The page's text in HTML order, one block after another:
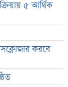
পরামর্শ
৫ আর্থিক
করবে